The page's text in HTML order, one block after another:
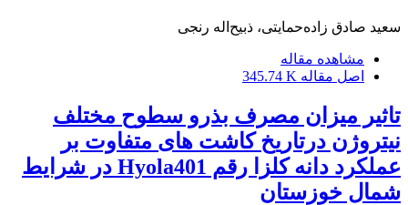
سعید صادق زاده‌حمایتی، ذبیح‌اله رنجی
مشاهده مقاله
اصل مقاله 345.74 K
تاثیر میزان مصرف بذرو سطوح مختلف
نیتروژن درتاریخ کاشت های متفاوت بر
عملکرد دانه کلزا رقم Hyola401 در شرایط
شمال خوزستان